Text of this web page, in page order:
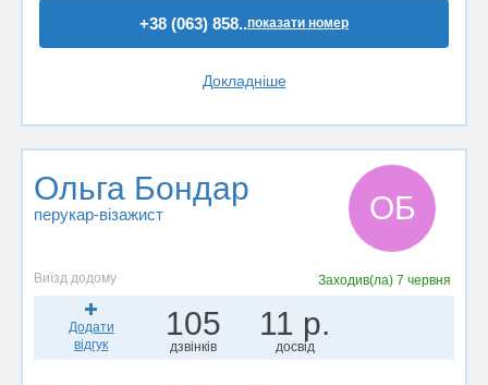
+38 (063) 858..показати номер
Докладніше
Ольга Бондар
перукар-візажист ОБ
Виїзд додому Заходив(ла) 7 червня
Додати
відгук
105
дзвінків
11 р.
досвід